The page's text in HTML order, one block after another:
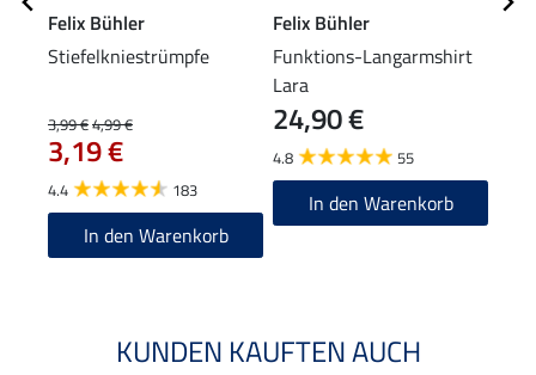
Felix Bühler
Stiefelkniestrümpfe
3,99 €4,99 €
3,19 €
4.4 183
In den Warenkorb
Felix Bühler
Funktions-Langarmshirt
Lara
24,90 €
4.8 55
In den Warenkorb
KUNDEN KAUFTEN AUCH